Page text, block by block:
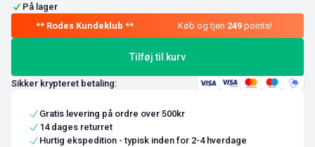
På lager
Køb og tjen 249 points!
Tilføj til kurv
Sikker krypteret betaling:
Gratis levering på ordre over 500kr
14 dages returret
Hurtig ekspedition - typisk inden for 2-4 hverdage